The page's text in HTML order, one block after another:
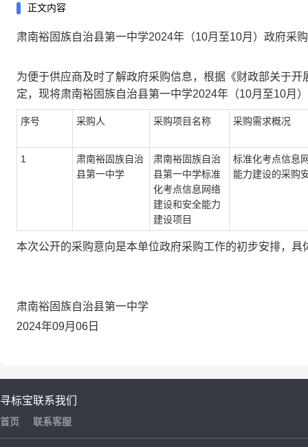
正文内容
肃南裕固族自治县第一中学2024年（10月至10月）政府采
为便于供应商及时了解政府采购信息，根据《财政部关于
定，现将肃南裕固族自治县第一中学2024年（10月至10月
序号 采购人 采购项目名称 采购需求概况
1
肃南裕固族自治
县第一中学
肃南裕固族自治
县第一中学标准
化考点信息网络
建设和安全能力
建设项目
标准化考点信息
能力建设的采购
本次公开的采购意向是本单位政府采购工作的初步安排，
肃南裕固族自治县第一中学
2024年09月06日
寻标宝
首页
联系我们
联系客服